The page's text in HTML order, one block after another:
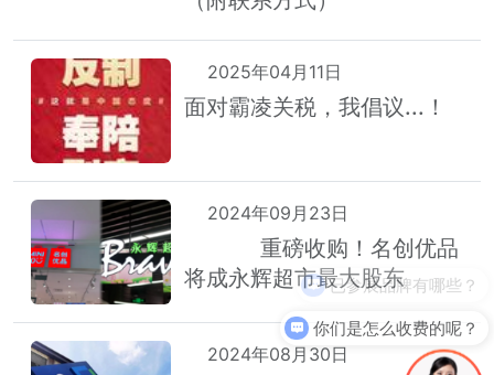
2025年04月11日
面对霸凌关税，我倡议...！
2024年09月23日
重磅收购！名创优品
将成永辉超市最大股东
2024年08月30日
已参展品牌有哪些？
你们是怎么收费的呢？